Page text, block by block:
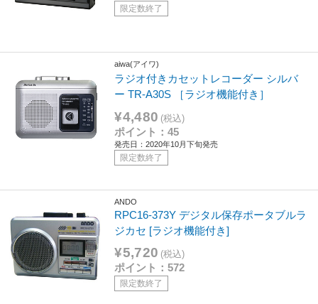
限定数終了
aiwa(アイワ)
ラジオ付きカセットレコーダー シルバ
ー TR-A30S ［ラジオ機能付き］
¥4,480 (税込)
ポイント：45
発売日：2020年10月下旬発売
限定数終了
ANDO
RPC16-373Y デジタル保存ポータブルラ
ジカセ [ラジオ機能付き]
¥5,720 (税込)
ポイント：572
限定数終了